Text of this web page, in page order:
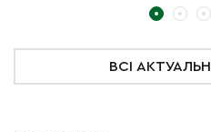
ВСІ